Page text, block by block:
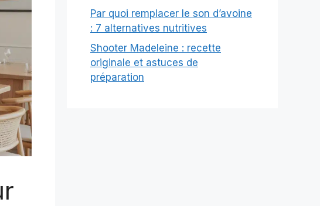
Par quoi remplacer le son d’avoine
: 7 alternatives nutritives
Shooter Madeleine : recette
originale et astuces de
préparation